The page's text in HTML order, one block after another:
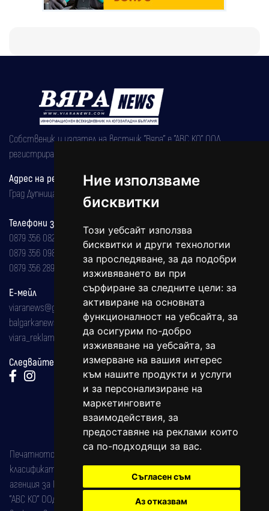
Ние използваме
бисквитки
Този уебсайт използва
бисквитки и други технологии
за проследяване, за да подобри
изживяването ви при
сърфиране за следните цели: за
активиране на основната
функционалност на уебсайта, за
да осигурим по-добро
изживяване на уебсайта, за
измерване на вашия интерес
към нашите продукти и услуги
и за персонализиране на
маркетинговите
взаимодействия, за
предоставяне на реклами които
са по-подходящи за вас.
Съгласен съм
Аз отказвам
Собственик и издател на вестник "Вяра" е "АВС КО" ООД,
регистрирана на 08.05.2002 година.
Адрес на редакцията
Град Дупница, ул.''Христо Ботев" 43
Телефони за реклама и абонаменти
0879 356 082
0879 356 098
0879 356 289
Е-мейл
viaranews@gmail.com
balgarkanews@gmail.com
viara_reklama@mail.bg
Следвайте ни:
Печатното издание на вестника е регистрирано в националния
класификатор на печатните издания (Българска национална
агенция за ISSN) под номер: ISSN 1312-4722.
"АВС КО" ООД е притежател на марката: Вяра информационен